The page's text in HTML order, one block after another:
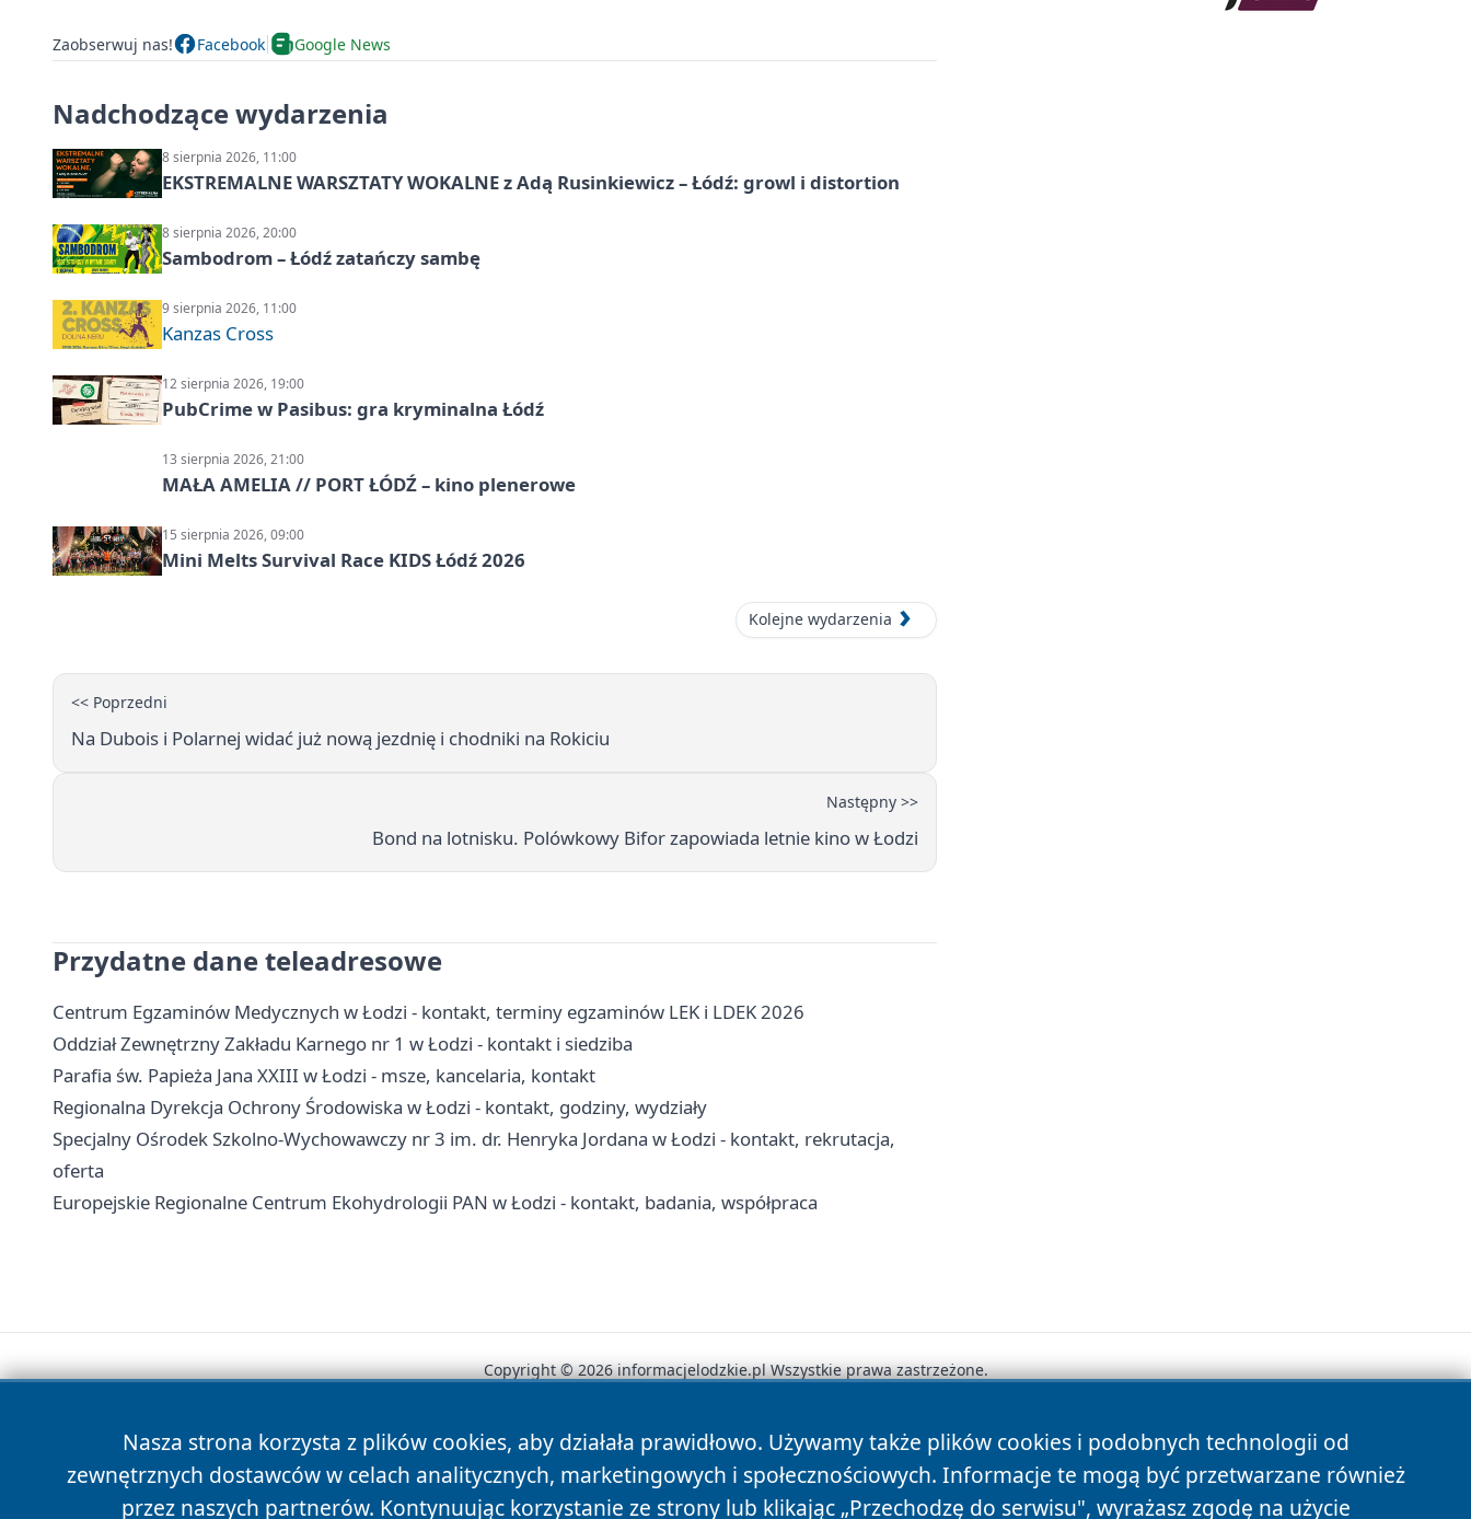
Zaobserwuj nas! Facebook Google News
Nadchodzące wydarzenia
8 sierpnia 2026, 11:00
EKSTREMALNE WARSZTATY WOKALNE z Adą Rusinkiewicz – Łódź: growl i distortion
8 sierpnia 2026, 20:00
Sambodrom – Łódź zatańczy sambę
9 sierpnia 2026, 11:00
Kanzas Cross
12 sierpnia 2026, 19:00
PubCrime w Pasibus: gra kryminalna Łódź
13 sierpnia 2026, 21:00
MAŁA AMELIA // PORT ŁÓDŹ – kino plenerowe
15 sierpnia 2026, 09:00
Mini Melts Survival Race KIDS Łódź 2026
Kolejne wydarzenia
<< Poprzedni
Na Dubois i Polarnej widać już nową jezdnię i chodniki na Rokiciu
Następny >>
Bond na lotnisku. Polówkowy Bifor zapowiada letnie kino w Łodzi
Przydatne dane teleadresowe
Centrum Egzaminów Medycznych w Łodzi - kontakt, terminy egzaminów LEK i LDEK 2026
Oddział Zewnętrzny Zakładu Karnego nr 1 w Łodzi - kontakt i siedziba
Parafia św. Papieża Jana XXIII w Łodzi - msze, kancelaria, kontakt
Regionalna Dyrekcja Ochrony Środowiska w Łodzi - kontakt, godziny, wydziały
Specjalny Ośrodek Szkolno-Wychowawczy nr 3 im. dr. Henryka Jordana w Łodzi - kontakt, rekrutacja,
oferta
Europejskie Regionalne Centrum Ekohydrologii PAN w Łodzi - kontakt, badania, współpraca
Nasza strona korzysta z plików cookies, aby działała prawidłowo. Używamy także plików cookies i podobnych technologii od
zewnętrznych dostawców w celach analitycznych, marketingowych i społecznościowych. Informacje te mogą być przetwarzane również
przez naszych partnerów. Kontynuując korzystanie ze strony lub klikając „Przechodzę do serwisu", wyrażasz zgodę na użycie
Copyright © 2026 informacjelodzkie.pl Wszystkie prawa zastrzeżone.
News Autorzy Polityka Prywatności Polityka Cookies